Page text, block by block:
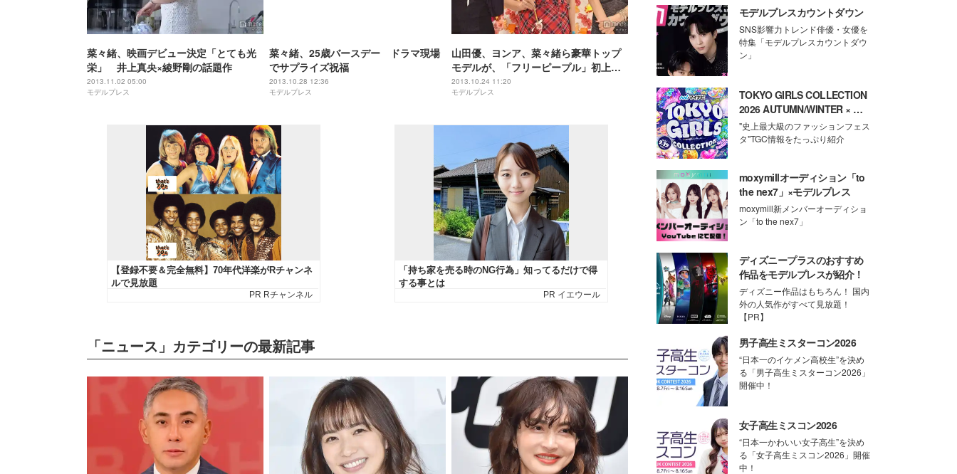
菜々緒、映画デビュー決定「とても光
栄」 井上真央×綾野剛の話題作
2013.11.02 05:00
モデルプレス
菜々緒、25歳バースデー ドラマ現場
でサプライズ祝福
2013.10.28 12:36
モデルプレス
山田優、ヨンア、菜々緒ら豪華トップ
モデルが、「フリーピープル」初上陸
を祝福 ＜写真特集＞
2013.10.24 11:20
モデルプレス
「ニュース」カテゴリーの最新記事
モデルプレスカウントダウン
SNS影響力トレンド俳優・女優を
特集「モデルプレスカウントダウ
ン」
TOKYO GIRLS COLLECTION
2026 AUTUMN/WINTER × モ
デルプレス
"史上最大級のファッションフェス
タ"TGC情報をたっぷり紹介
moxymillオーディション「to
the nex7」×モデルプレス
moxymill新メンバーオーディショ
ン「to the nex7」
ディズニープラスのおすすめ
作品をモデルプレスが紹介！
ディズニー作品はもちろん！ 国内
外の人気作がすべて見放題！
【PR】
男子高生ミスターコン2026
“日本一のイケメン高校生”を決め
る「男子高生ミスターコン2026」
開催中！
女子高生ミスコン2026
“日本一かわいい女子高生”を決め
る「女子高生ミスコン2026」開催
中！